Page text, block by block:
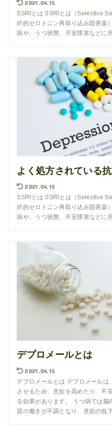
2021.04.15
SSRIとは SSRIとは（Selective
択的セロトニン再取り込み阻害薬
病や、うつ状態、不安障害などに
よく処方されている
2021.04.15
SSRIとは SSRIとは（Selective
択的セロトニン再取り込み阻害薬
病や、うつ状態、不安障害などに
デプロメールとは
2021.04.15
デプロメールとは デプロメールは
させるため、意欲を高めたり、不
る効果があります。 うつ病では脳
質の働きが不調となり、意欲の低下